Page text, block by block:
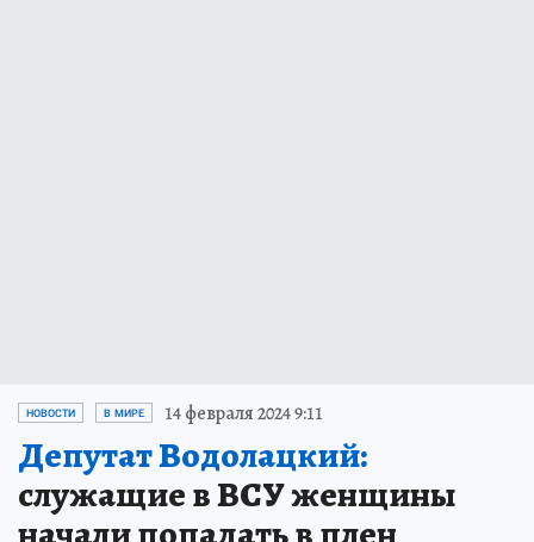
НОВОСТИ В МИРЕ 14 февраля 2024 9:11
Депутат Водолацкий:
служащие в ВСУ женщины